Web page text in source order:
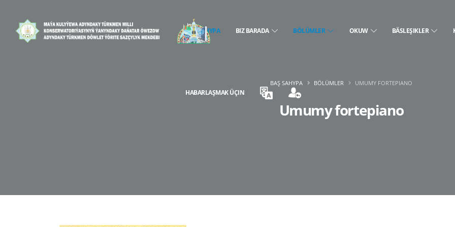
BAŞ SAHYPA BIZ BARADA BÖLÜMLER OKUW BÄSLEŞIKLER
HABARLAŞMAK ÜÇIN
Umumy fortepiano
BAŞ SAHYPA BÖLÜMLER UMUMY FORTEPIANO